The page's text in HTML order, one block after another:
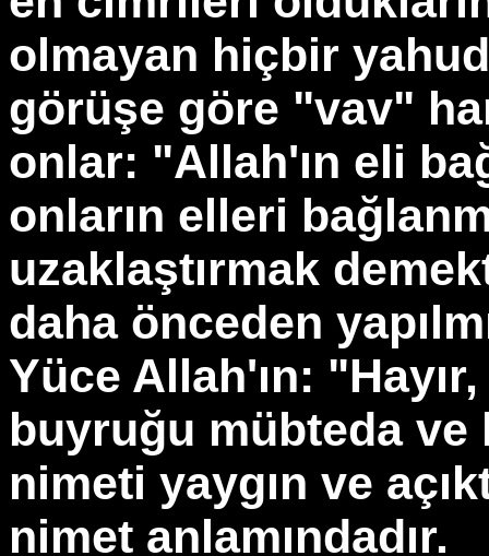
olmayan hiçbir
görüşe göre "vav"
onlar: "Allah'ın eli
onların elleri
uzaklaştırmak
daha önceden
Yüce Allah'ın:
buyruğu mübteda ve
nimeti yaygın ve
nimet anlamındadır.